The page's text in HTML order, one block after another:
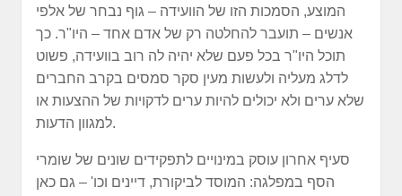
המוצע, הסמכות הזו של הוועידה – גוף נבחר של אלפי
אנשים – תועבר להחלטה רק של אדם אחד – היו"ר. כך
תוכל היו"ר בכל פעם שלא יהיה לה רוב בוועידה, פשוט
לדלג מעליה ולעשות מעין סקר סמסים בקרב החברים
שלא ערים ולא יכולים להיות ערים לדקויות של ההצעות או
למגוון הדעות.
סעיף אחרון עוסק במינויים לתפקידים שונים של שומרי
הסף במפלגה: המוסד לביקורת, דיינים וכו' – גם כאן